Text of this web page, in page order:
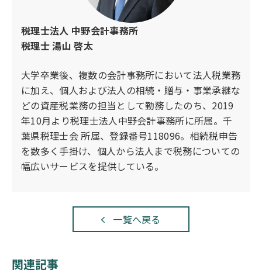
より効果的な対策を検討する場合は、税理士など
の専門家に相談するとよいでしょう。
税理士法人 中野会計事務所
税理士 湯山 啓太
大学卒業後、複数の会計事務所において法人税業務
に加え、個人および法人の相続・贈与・事業承継な
どの資産税業務の担当として勤務したのち、2019
年10月より税理士法人中野会計事務所に所属。千
葉県税理士会 所属、登録番号118096。相続税申告
を数多く手掛け、個人から法人まで税務についての
幅広いサービスを提供している。
一覧へ戻る
関連記事